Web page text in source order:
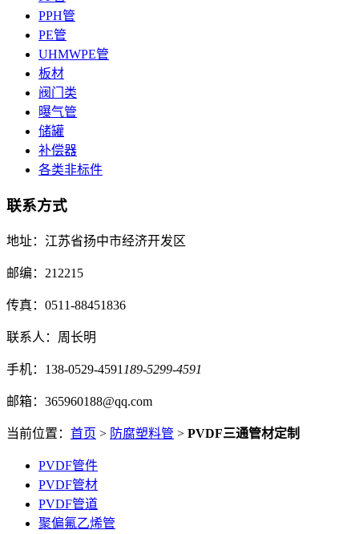
PPH管
PE管
UHMWPE管
板材
阀门类
曝气管
储罐
补偿器
各类非标件
联系方式
地址：江苏省扬中市经济开发区
邮编：212215
传真：0511-88451836
联系人：周长明
手机：138-0529-4591 189-5299-4591
邮箱：365960188@qq.com
当前位置： 首页 > 防腐塑料管 > PVDF三通管材定制
PVDF管件
PVDF管材
PVDF管道
聚偏氟乙烯管